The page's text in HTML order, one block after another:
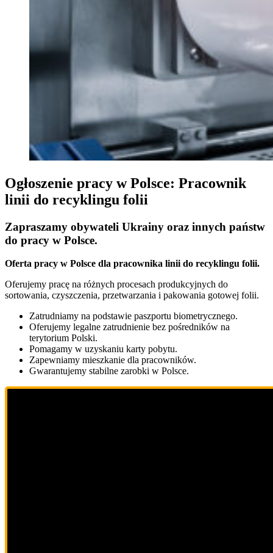
Ogłoszenie pracy w Polsce: Pracownik
linii do recyklingu folii
Zapraszamy obywateli Ukrainy oraz innych państw
do pracy w Polsce.
Oferta pracy w Polsce dla pracownika linii do recyklingu folii.
Oferujemy pracę na różnych procesach produkcyjnych do
sortowania, czyszczenia, przetwarzania i pakowania gotowej folii.
Zatrudniamy na podstawie paszportu biometrycznego.
Oferujemy legalne zatrudnienie bez pośredników na
terytorium Polski.
Pomagamy w uzyskaniu karty pobytu.
Zapewniamy mieszkanie dla pracowników.
Gwarantujemy stabilne zarobki w Polsce.